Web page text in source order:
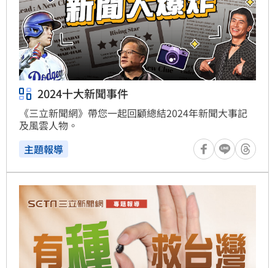
2024十大新聞事件
《三立新聞網》帶您一起回顧總結2024年新聞大事記
及風雲人物。
主題報導